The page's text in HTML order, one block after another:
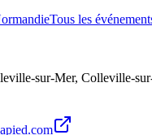
Tous les
sur-Mer, Colleville-